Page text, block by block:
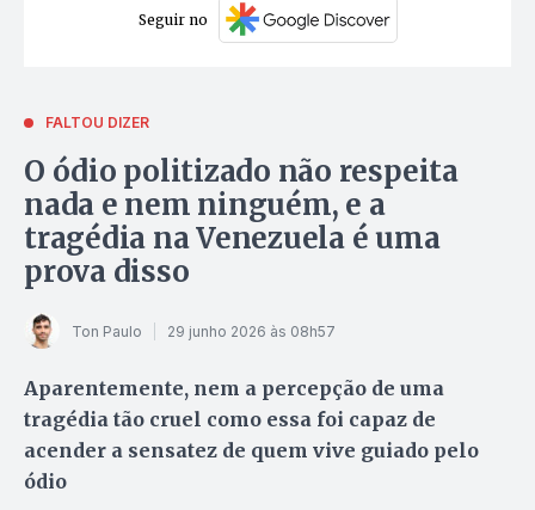
Seguir no
FALTOU DIZER
O ódio politizado não respeita
nada e nem ninguém, e a
tragédia na Venezuela é uma
prova disso
Ton Paulo 29 junho 2026 às 08h57
Aparentemente, nem a percepção de uma
tragédia tão cruel como essa foi capaz de
acender a sensatez de quem vive guiado pelo
ódio